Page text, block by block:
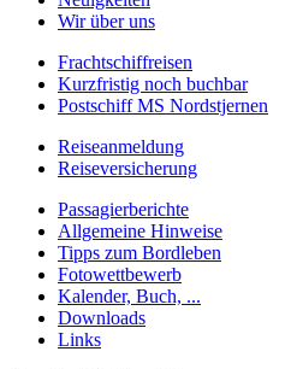
Wir über uns
Frachtschiffreisen
Kurzfristig noch buchbar
Postschiff MS Nordstjernen
Reiseanmeldung
Reiseversicherung
Passagierberichte
Allgemeine Hinweise
Tipps zum Bordleben
Fotowettbewerb
Kalender, Buch, ...
Downloads
Links